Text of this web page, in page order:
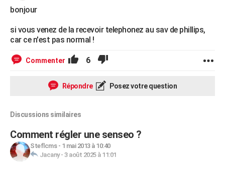
S'inscrire
Se connecter
Lycées
Collèges
Primaires
Universités
Entreprises
Service militaire
Avis de recherche
AVIS DE DÉCÈS
FORUM
Bricolage
Lifestyle
Culture
Sport
Auto
Television
Voyage
Cinema
bonjour
si vous venez de la recevoir telephonez au sav de phillips,
car ce n'est pas normal !
Commenter 6
Répondre Posez votre question
Discussions similaires
Comment régler une senseo ?
Steflcms- 1 mai 2013 à 10:40
Jacany- 3 août 2025 à 11:01